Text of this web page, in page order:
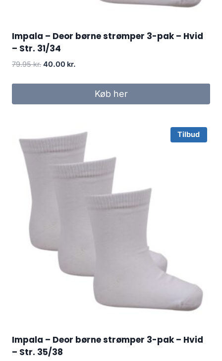
Impala – Deor børne strømper 3-pak – Hvid
– Str. 31/34
79.95kr. Original
was:
40.00 kr.
is:
40.00 kr..Køb her
Tilbud
Impala – Deor børne strømper 3-pak – Hvid
– Str. 35/38